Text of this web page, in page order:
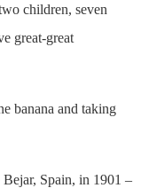
children, seven
great-great
banana and taking
Spain, in 1901 –